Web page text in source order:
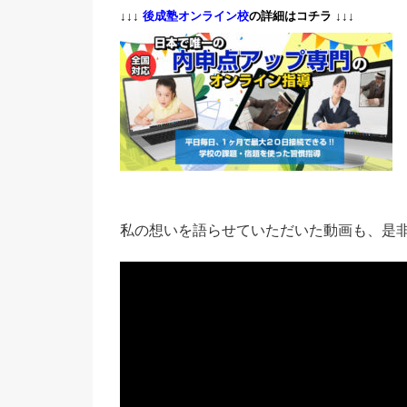
↓↓↓ 後成塾オンライン校の詳細はコチラ ↓↓↓
私の想いを語らせていただいた動画も、是